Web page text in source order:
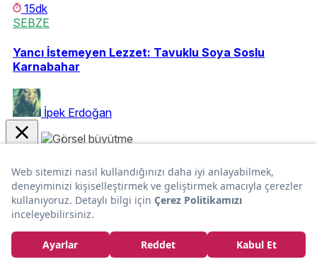
15dk
SEBZE
Yancı İstemeyen Lezzet: Tavuklu Soya Soslu
Karnabahar
İpek Erdoğan